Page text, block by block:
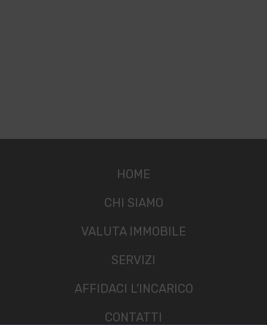
HOME
CHI SIAMO
VALUTA IMMOBILE
SERVIZI
AFFIDACI L'INCARICO
CONTATTI